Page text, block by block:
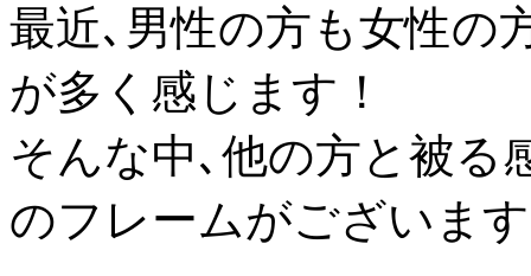
最近､男性の方も女性の
が多く感じます！
そんな中､他の方と被る
のフレームがございま